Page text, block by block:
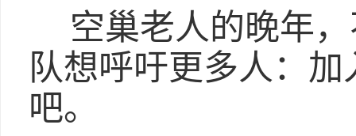
空巢老人的晚年
队想呼吁更多人：
吧。